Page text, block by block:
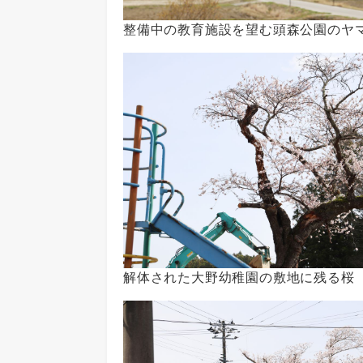
整備中の教育施設を望む頭森公園のヤ
解体された大野幼稚園の敷地に残る桜